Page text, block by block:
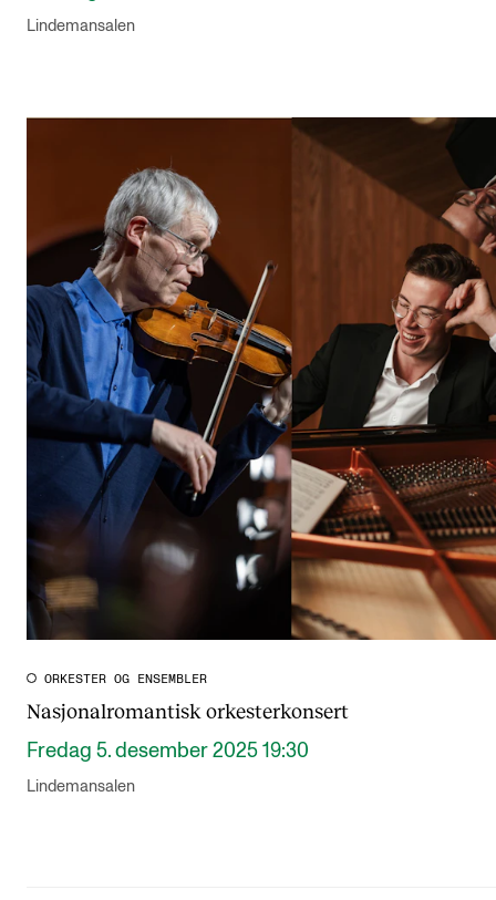
Lindemansalen
ORKESTER OG ENSEMBLER
Nasjonalromantisk orkesterkonsert
Fredag 5. desember 2025 19:30
Lindemansalen